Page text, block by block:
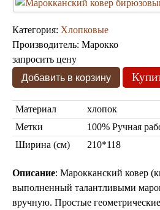
Марокканские
Бра из мозаики
Бра со стеклом
Настольные лампы
Категория: Хлопковые
Производитель: Марокко
запросить цену
Материал
хлопок
Метки
100% Ручная
Ширина (см)
210*118
Описание: Марокканский ковер
выполненный талантливыми
вручную. Простые